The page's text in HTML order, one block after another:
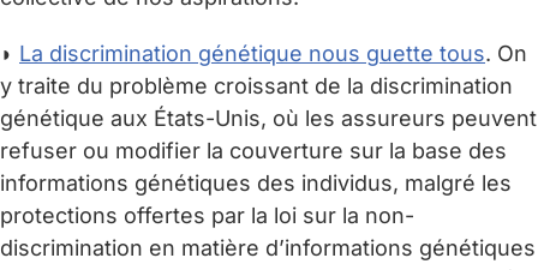
◗ La discrimination génétique nous guette tous. On
y traite du problème croissant de la discrimination
génétique aux États-Unis, où les assureurs peuvent
refuser ou modifier la couverture sur la base des
informations génétiques des individus, malgré les
protections offertes par la loi sur la non-
discrimination en matière d’informations génétiques